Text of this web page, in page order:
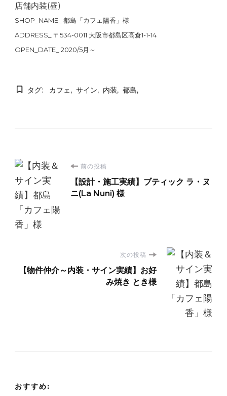
店舗内装(昼)
SHOP_NAME_ 都島「カフェ陽香」様
ADDRESS_ 〒534-0011 大阪市都島区高倉1-1-14
OPEN_DATE_ 2020/5月～
タグ: カフェ サイン 内装 都島
投
稿
ナ
ゲ
前の投稿
【設計・施工実績】ブティック ラ・ヌ
ニ(La Nuni) 様
次の投稿
【物件仲介～内装・サイン実績】お好
み焼き とき様
おすすめ: